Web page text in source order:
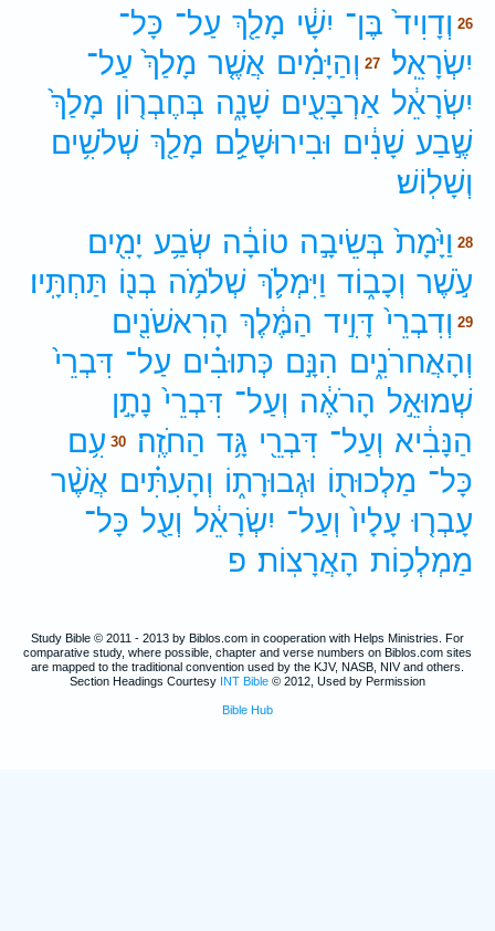
26 וְדָוִיד֙ בֶּן־ יִשָׁ֔י מָלַ֖ךְ עַל־ כָּל־
יִשְׂרָאֵֽל׃
27 וְהַיָּמִ֗ים אֲשֶׁ֤ר מָלַךְ֙ עַל־
יִשְׂרָאֵ֔ל אַרְבָּעִ֖ים שָׁנָ֑ה בְּחֶבְר֤וֹן מָלַךְ֙
שֶׁ֣בַע שָׁנִ֔ים וּבִירוּשָׁלִַ֥ם מָלַ֖ךְ שְׁלֹשִׁ֥ים
וְשָׁלֽוֹשׁ׃
28 וַיָּ֙מָת֙ בְּשֵׂיבָ֣ה טוֹבָ֔ה שְׂבַ֥ע יָמִ֖ים
עֹ֣שֶׁר וְכָב֑וֹד וַיִּמְלֹ֛ךְ שְׁלֹמֹ֥ה בְנ֖וֹ תַּחְתָּֽיו׃
29 וְדִבְרֵי֙ דָּוִ֣יד הַמֶּ֔לֶךְ הָרִאשֹׁנִ֖ים
וְהָאֲחרֹנִ֑ים הִנָּ֣ם כְּתוּבִ֗ים עַל־ דִּבְרֵי֙
שְׁמוּאֵ֣ל הָרֹאֶ֔ה וְעַל־ דִּבְרֵי֙ נָתָ֣ן
הַנָּבִ֔יא וְעַל־ דִּבְרֵ֖י גָּ֥ד הַחֹזֶֽה׃ 30 עִ֥ם
כָּל־ מַלְכוּת֖וֹ וּגְבוּרָת֑וֹ וְהָעִתִּ֗ים אֲשֶׁ֨ר
עָבְר֤וּ עָלָיו֙ וְעַל־ יִשְׂרָאֵ֔ל וְעַ֖ל כָּל־
מַמְלְכ֥וֹת הָאֲרָצֽוֹת׃ פ
Study Bible © 2011 - 2013 by Biblos.com in cooperation with Helps Ministries. For
comparative study, where possible, chapter and verse numbers on Biblos.com sites
are mapped to the traditional convention used by the KJV, NASB, NIV and others.
Section Headings Courtesy INT Bible © 2012, Used by Permission
Bible Hub